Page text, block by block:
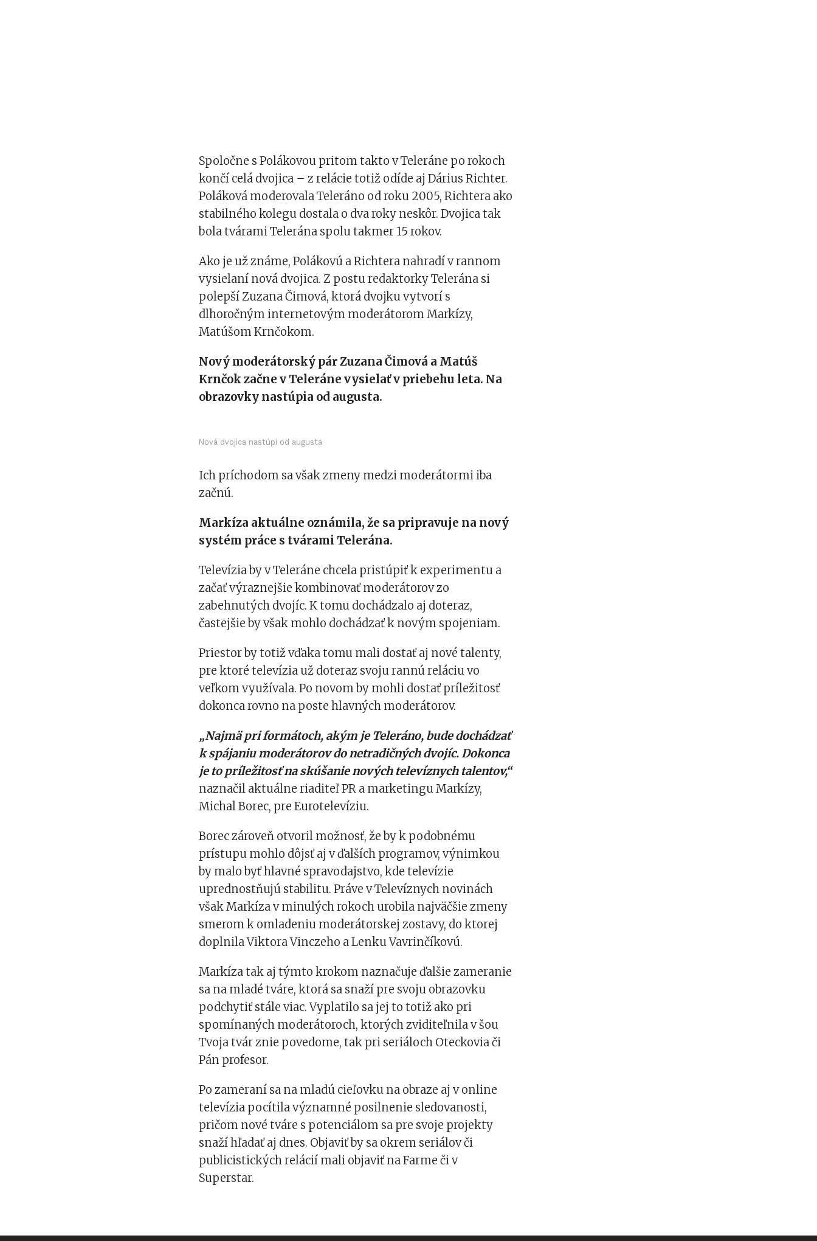
Spoločne s Polákovou pritom takto v Teleráne po rokoch
končí celá dvojica – z relácie totiž odíde aj Dárius Richter.
Poláková moderovala Teleráno od roku 2005, Richtera ako
stabilného kolegu dostala o dva roky neskôr. Dvojica tak
bola tvárami Telerána spolu takmer 15 rokov.
Ako je už známe, Polákovú a Richtera nahradí v rannom
vysielaní nová dvojica. Z postu redaktorky Telerána si
polepší Zuzana Čimová, ktorá dvojku vytvorí s
dlhoročným internetovým moderátorom Markízy,
Matúšom Krnčokom.
Nový moderátorský pár Zuzana Čimová a Matúš
Krnčok začne v Teleráne vysielať v priebehu leta. Na
obrazovky nastúpia od augusta.
Nová dvojica nastúpi od augusta
Ich príchodom sa však zmeny medzi moderátormi iba
začnú.
Markíza aktuálne oznámila, že sa pripravuje na nový
systém práce s tvárami Telerána.
Televízia by v Teleráne chcela pristúpiť k experimentu a
začať výraznejšie kombinovať moderátorov zo
zabehnutých dvojíc. K tomu dochádzalo aj doteraz,
častejšie by však mohlo dochádzať k novým spojeniam.
Priestor by totiž vďaka tomu mali dostať aj nové talenty,
pre ktoré televízia už doteraz svoju rannú reláciu vo
veľkom využívala. Po novom by mohli dostať príležitosť
dokonca rovno na poste hlavných moderátorov.
„Najmä pri formátoch, akým je Teleráno, bude dochádzať
k spájaniu moderátorov do netradičných dvojíc. Dokonca
je to príležitosť na skúšanie nových televíznych talentov,“
naznačil aktuálne riaditeľ PR a marketingu Markízy,
Michal Borec, pre Eurotelevíziu.
Borec zároveň otvoril možnosť, že by k podobnému
prístupu mohlo dôjsť aj v ďalších programov, výnimkou
by malo byť hlavné spravodajstvo, kde televízie
uprednostňujú stabilitu. Práve v Televíznych novinách
však Markíza v minulých rokoch urobila najväčšie zmeny
smerom k omladeniu moderátorskej zostavy, do ktorej
doplnila Viktora Vinczeho a Lenku Vavrinčíkovú.
Markíza tak aj týmto krokom naznačuje ďalšie zameranie
sa na mladé tváre, ktorá sa snaží pre svoju obrazovku
podchytiť stále viac. Vyplatilo sa jej to totiž ako pri
spomínaných moderátoroch, ktorých zviditeľnila v šou
Tvoja tvár znie povedome, tak pri seriáloch Oteckovia či
Pán profesor.
Po zameraní sa na mladú cieľovku na obraze aj v online
televízia pocítila významné posilnenie sledovanosti,
pričom nové tváre s potenciálom sa pre svoje projekty
snaží hľadať aj dnes. Objaviť by sa okrem seriálov či
publicistických relácií mali objaviť na Farme či v
Superstar.